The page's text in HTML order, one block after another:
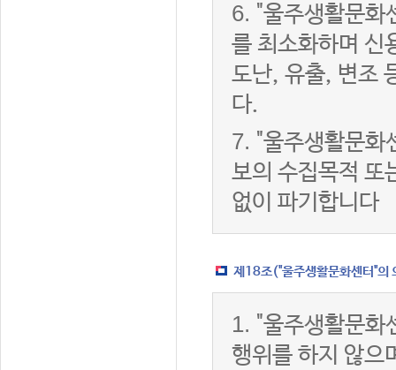
6. "울주생활문화
를 최소화하며 신
도난, 유출, 변조
다.
7. "울주생활문화
보의 수집목적 또
없이 파기합니다
제18조("울주생활문화센터"의
1. "울주생활문화
행위를 하지 않으